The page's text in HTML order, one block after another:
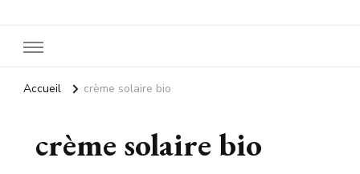
Accueil crème solaire bio
crème solaire bio